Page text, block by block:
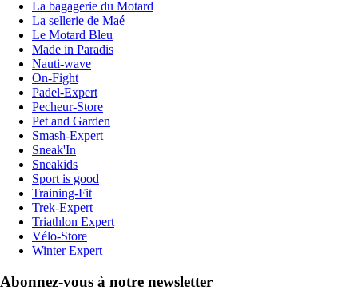
La bagagerie du Motard
La sellerie de Maé
Le Motard Bleu
Made in Paradis
Nauti-wave
On-Fight
Padel-Expert
Pecheur-Store
Pet and Garden
Smash-Expert
Sneak'In
Sneakids
Sport is good
Training-Fit
Trek-Expert
Triathlon Expert
Vélo-Store
Winter Expert
Abonnez-vous à notre newsletter